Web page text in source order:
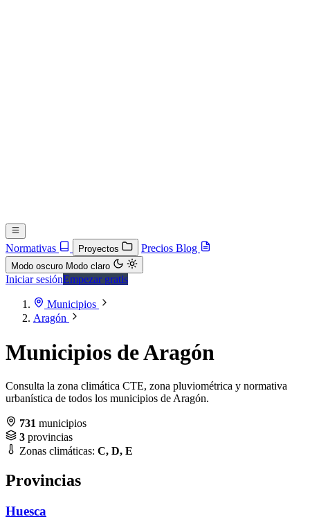
Normativas Proyectos Precios Blog
Modo oscuro Modo claro
Iniciar sesiónEmpezar gratis
Municipios
Aragón
Municipios de Aragón
Consulta la zona climática CTE, zona pluviométrica y normativa
urbanística de todos los municipios de Aragón.
731 municipios
3 provincias
Zonas climáticas: C, D, E
Provincias
Huesca